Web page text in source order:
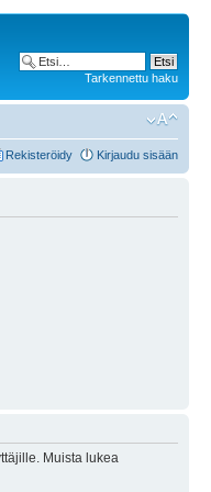
Tarkennettu haku
Rekisteröidy Kirjaudu sisään
Muista lukea